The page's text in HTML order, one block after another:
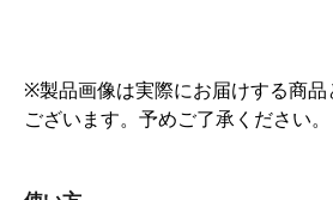
※製品画像は実際にお届けする商品
ございます。予めご了承ください。